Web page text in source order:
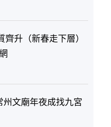
升（新春走下層）
州文廟年夜成找九宮